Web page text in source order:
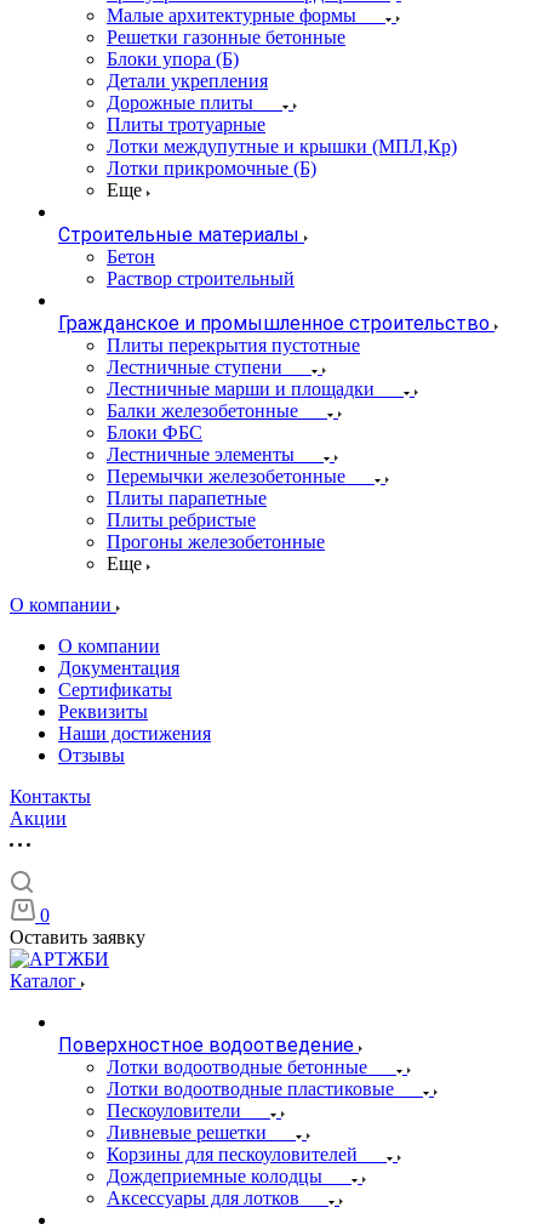
Малые архитектурные формы
Решетки газонные бетонные
Блоки упора (Б)
Детали укрепления
Дорожные плиты
Плиты тротуарные
Лотки междупутные и крышки (МПЛ,Кр)
Лотки прикромочные (Б)
Еще
Строительные материалы
Бетон
Раствор строительный
Гражданское и промышленное строительство
Плиты перекрытия пустотные
Лестничные ступени
Лестничные марши и площадки
Балки железобетонные
Блоки ФБС
Лестничные элементы
Перемычки железобетонные
Плиты парапетные
Плиты ребристые
Прогоны железобетонные
Еще
О компании
О компании
Документация
Сертификаты
Реквизиты
Наши достижения
Отзывы
Контакты
Акции
0
Оставить заявку
Каталог
Поверхностное водоотведение
Лотки водоотводные бетонные
Лотки водоотводные пластиковые
Пескоуловители
Ливневые решетки
Корзины для пескоуловителей
Дождеприемные колодцы
Аксессуары для лотков